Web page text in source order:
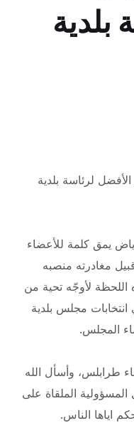
بلدية
لرئاسة بلدية
يمق كلمة للأعضاء
مغادرته منصبه
اللحظة لأوجّه تحية من
انتخابات مجلس بلدية
المجلس.
طرابلس، وأسأل الله
الملقاة على
اياها الناس.